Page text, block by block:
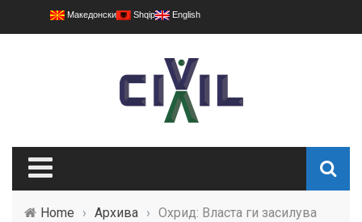
Македонски Shqip English
Home › Архива › Охрид: Власта ги засилува